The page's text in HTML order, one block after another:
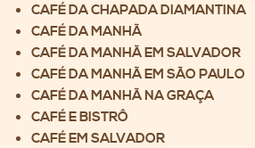
CAFÉ DA CHAPADA DIAMANTINA
CAFÉ DA MANHÃ
CAFÉ DA MANHÃ EM SALVADOR
CAFÉ DA MANHÃ EM SÃO PAULO
CAFÉ DA MANHÃ NA GRAÇA
CAFÉ E BISTRÔ
CAFÉ EM SALVADOR